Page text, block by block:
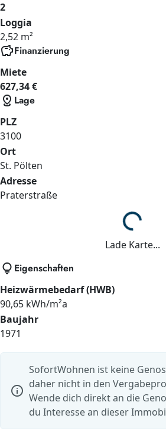
2
Loggia
2,52 m²
savingsFinanzierung
Miete
627,34 €
distance Lage
PLZ
3100
Ort
St. Pölten
Adresse
Praterstraße
Lade...
Lade Karte...
lightbulb Eigenschaften
Heizwärmebedarf (HWB)
90,65 kWh/m²a
Baujahr
1971
info
SofortWohnen ist keine
daher nicht in den
Wende dich direkt an die
du Interesse an dieser